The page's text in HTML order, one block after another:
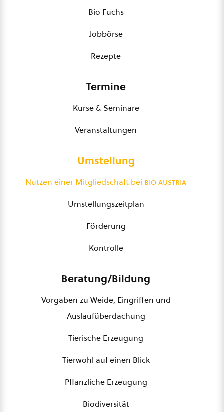
Bio Fuchs
Jobbörse
Rezepte
Termine
Kurse & Seminare
Veranstaltungen
Umstellung
Nutzen einer Mitgliedschaft bei bio austria
Umstellungszeitplan
Förderung
Kontrolle
Beratung/Bildung
Vorgaben zu Weide, Eingriffen und
Auslaufüberdachung
Tierische Erzeugung
Tierwohl auf einen Blick
Pflanzliche Erzeugung
Biodiversität